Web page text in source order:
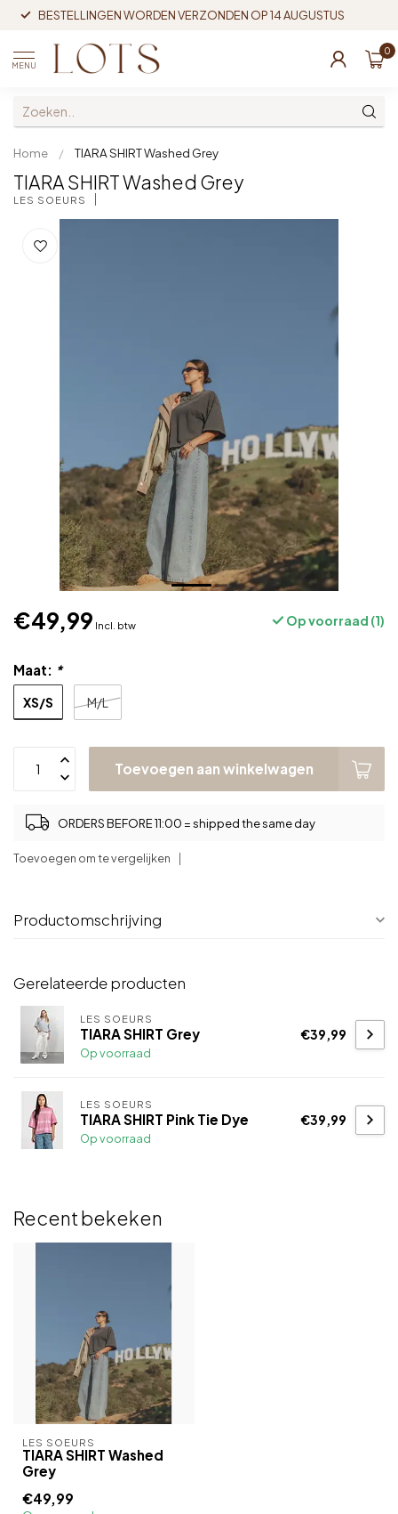
BESTELLINGEN WORDEN VERZONDEN OP 14 AUGUSTUS
MENU
0
Home / TIARA SHIRT Washed Grey
TIARA SHIRT Washed Grey
LES SOEURS
€49,99 Incl. btw Op voorraad (1)
Maat: *
XS/S M/L
Toevoegen aan winkelwagen
ORDERS BEFORE 11:00 = shipped the same day
Toevoegen om te vergelijken
Productomschrijving
Gerelateerde producten
LES SOEURS
TIARA SHIRT Grey
Op voorraad
€39,99
LES SOEURS
TIARA SHIRT Pink Tie Dye
Op voorraad
€39,99
Recent bekeken
LES SOEURS
TIARA SHIRT Washed
Grey
€49,99